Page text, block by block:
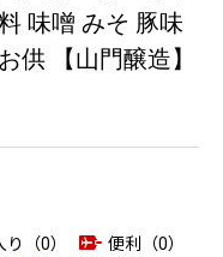
味噌 みそ 豚味
供 【山門醸造】
（0）
便利（0）